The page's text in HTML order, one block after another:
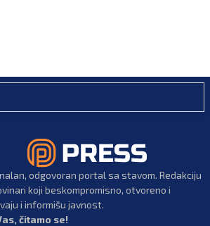
odgovoran portal sa stavom. Redakciju
koji beskompromisno, otvoreno i
i informišu javnost.
čitamo se!